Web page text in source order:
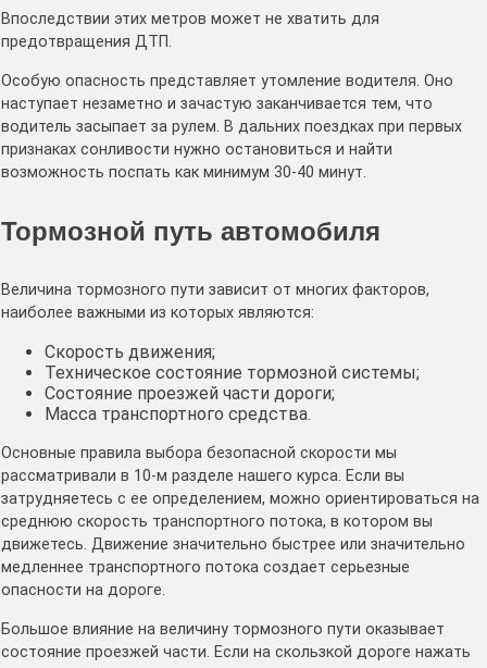
Впоследствии этих метров может не хватить для
предотвращения ДТП.
Особую опасность представляет утомление водителя. Оно
наступает незаметно и зачастую заканчивается тем, что
водитель засыпает за рулем. В дальних поездках при первых
признаках сонливости нужно остановиться и найти
возможность поспать как минимум 30-40 минут.
Тормозной путь автомобиля
Величина тормозного пути зависит от многих факторов,
наиболее важными из которых являются:
Скорость движения;
Техническое состояние тормозной системы;
Состояние проезжей части дороги;
Масса транспортного средства.
Основные правила выбора безопасной скорости мы
рассматривали в 10-м разделе нашего курса. Если вы
затрудняетесь с ее определением, можно ориентироваться на
среднюю скорость транспортного потока, в котором вы
движетесь. Движение значительно быстрее или значительно
медленнее транспортного потока создает серьезные
опасности на дороге.
Большое влияние на величину тормозного пути оказывает
состояние проезжей части. Если на скользкой дороге нажать